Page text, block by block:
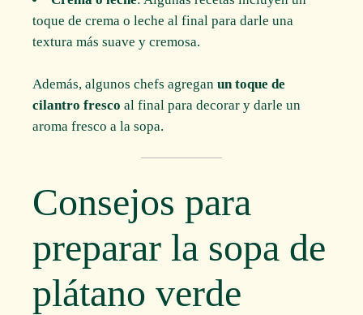
toque de crema o leche al final para darle una
textura más suave y cremosa.
Además, algunos chefs agreganun toque de
cilantro fresco al final para decorar y darle un
aroma fresco a la sopa.
Consejos para
preparar la sopa de
plátano verde